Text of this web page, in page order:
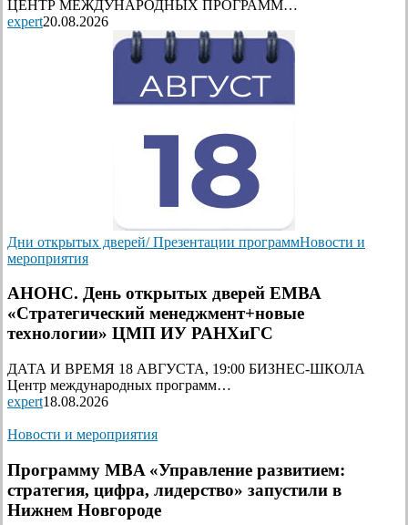
ЦЕНТР МЕЖДУНАРОДНЫХ ПРОГРАММ…
expert20.08.2026
Дни открытых дверей/ Презентации программНовости и
мероприятия
АНОНС. День открытых дверей ЕМВА
«Стратегический менеджмент+новые
технологии» ЦМП ИУ РАНХиГС
ДАТА И ВРЕМЯ 18 АВГУСТА, 19:00 БИЗНЕС-ШКОЛА
Центр международных программ…
expert18.08.2026
Новости и мероприятия
Программу MBA «Управление развитием:
стратегия, цифра, лидерство» запустили в
Нижнем Новгороде